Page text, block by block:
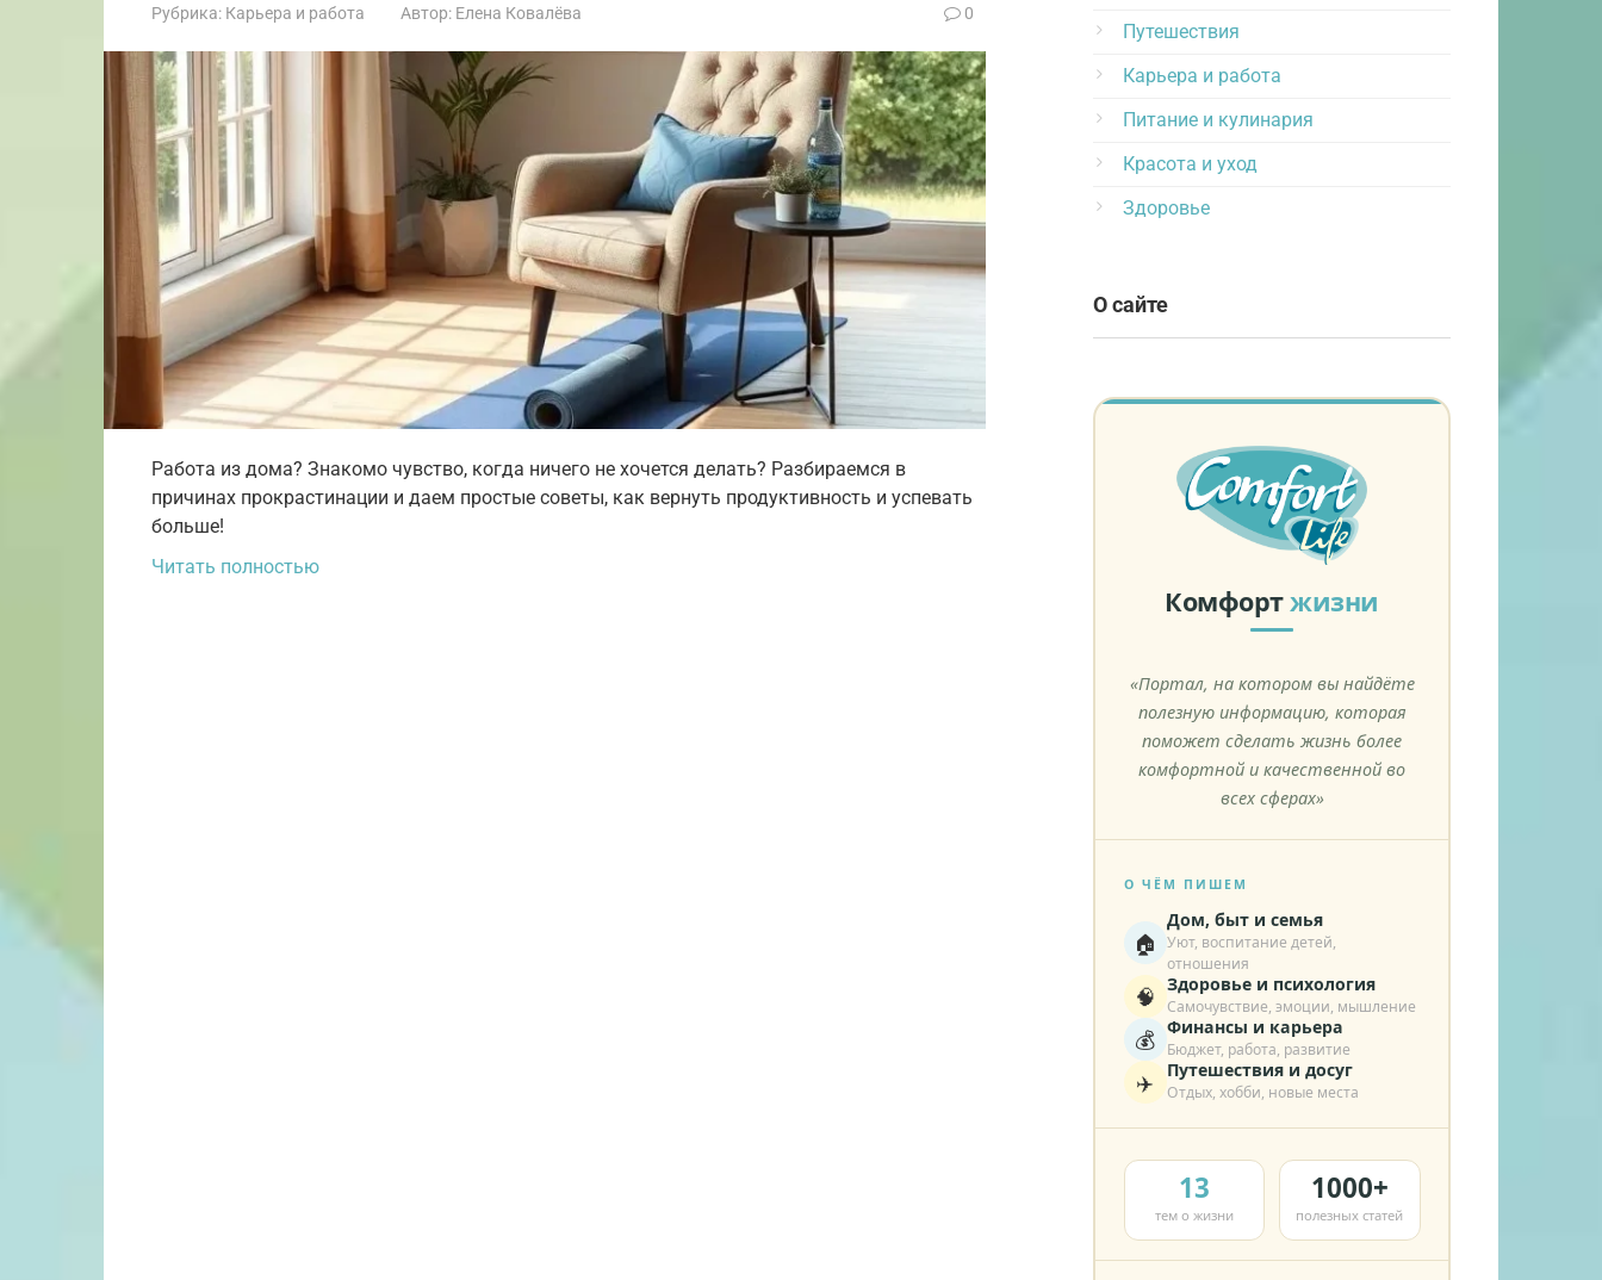
Рубрика: Карьера и работа Автор: Елена Ковалёва 0
Работа из дома? Знакомо чувство, когда ничего не хочется делать? Разбираемся в
причинах прокрастинации и даем простые советы, как вернуть продуктивность и успевать
больше!
Читать полностью
Путешествия
Карьера и работа
Питание и кулинария
Красота и уход
Здоровье
О сайте
Комфортжизни
«Портал, на котором вы найдёте
полезную информацию, которая
поможет сделать жизнь более
комфортной и качественной во
всех сферах»
О ЧЁМ ПИШЕМ
🏠
Дом, быт и семья
Уют, воспитание детей,
отношения
🧠 Здоровье и психология
Самочувствие, эмоции, мышление
💰 Финансы и карьера
Бюджет, работа, развитие
✈️ Путешествия и досуг
Отдых, хобби, новые места
13
тем о жизни
1000+
полезных статей